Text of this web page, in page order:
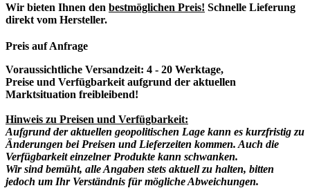
Wir bieten Ihnen den bestmöglichen Preis! Schnelle Lieferung
direkt vom Hersteller.
Preis auf Anfrage
Voraussichtliche Versandzeit: 4 - 20 Werktage,
Preise und Verfügbarkeit aufgrund der aktuellen
Marktsituation freibleibend!
Hinweis zu Preisen und Verfügbarkeit:
Aufgrund der aktuellen geopolitischen Lage kann es kurzfristig zu
Änderungen bei Preisen und Lieferzeiten kommen. Auch die
Verfügbarkeit einzelner Produkte kann schwanken.
Wir sind bemüht, alle Angaben stets aktuell zu halten, bitten
jedoch um Ihr Verständnis für mögliche Abweichungen.